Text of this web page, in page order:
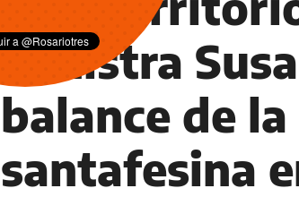
ministra
balance de
santafesina